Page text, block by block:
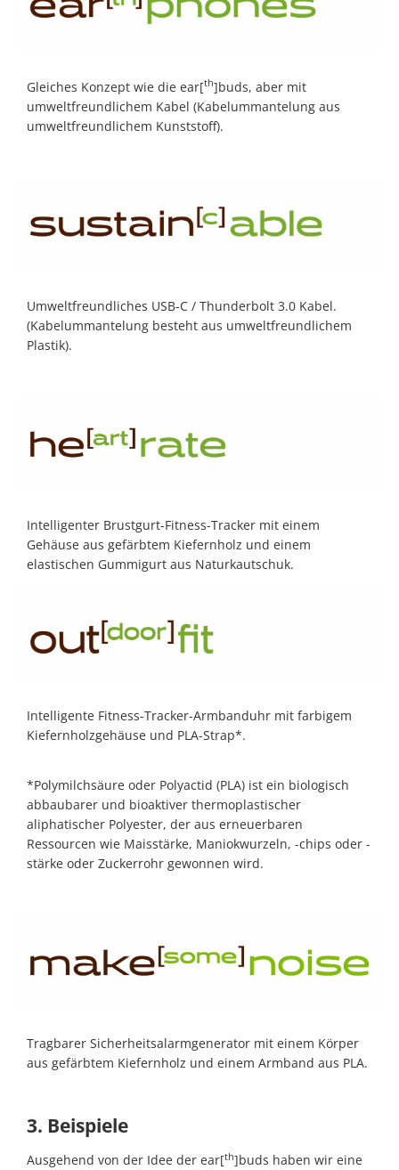
Gleiches Konzept wie die ear[th]buds, aber mit
umweltfreundlichem Kabel (Kabelummantelung aus
umweltfreundlichem Kunststoff).
Umweltfreundliches USB-C / Thunderbolt 3.0 Kabel.
(Kabelummantelung besteht aus umweltfreundlichem
Plastik).
Intelligenter Brustgurt-Fitness-Tracker mit einem
Gehäuse aus gefärbtem Kiefernholz und einem
elastischen Gummigurt aus Naturkautschuk.
Intelligente Fitness-Tracker-Armbanduhr mit farbigem
Kiefernholzgehäuse und PLA-Strap*.
*Polymilchsäure oder Polyactid (PLA) ist ein biologisch
abbaubarer und bioaktiver thermoplastischer
aliphatischer Polyester, der aus erneuerbaren
Ressourcen wie Maisstärke, Maniokwurzeln, -chips oder -
stärke oder Zuckerrohr gewonnen wird.
Tragbarer Sicherheitsalarmgenerator mit einem Körper
aus gefärbtem Kiefernholz und einem Armband aus PLA.
3. Beispiele
Ausgehend von der Idee der ear[th]buds haben wir eine